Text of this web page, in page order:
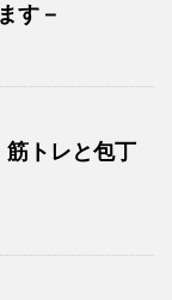
す－
筋トレと包丁